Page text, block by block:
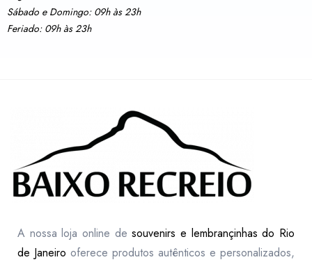
Sábado e Domingo: 09h às 23h
Feriado: 09h às 23h
A nossa loja online desouvenirs e lembrançinhas do Rio
de Janeiro oferece produtos autênticos e personalizados,